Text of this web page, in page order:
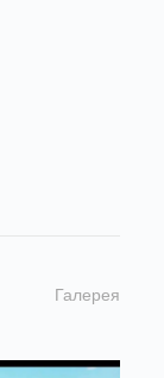
Галерея